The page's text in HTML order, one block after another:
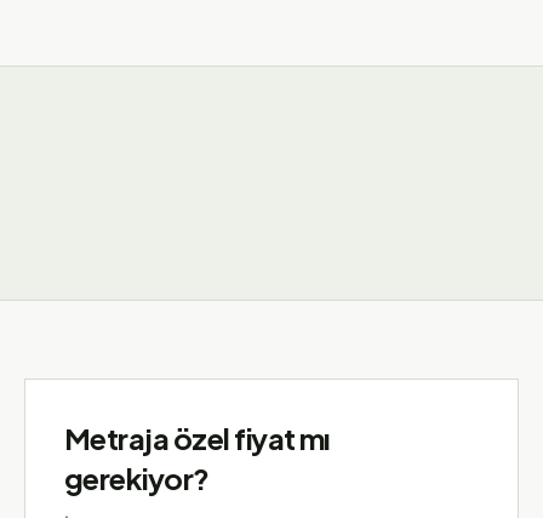
Metraja özel fiyat mı
gerekiyor?